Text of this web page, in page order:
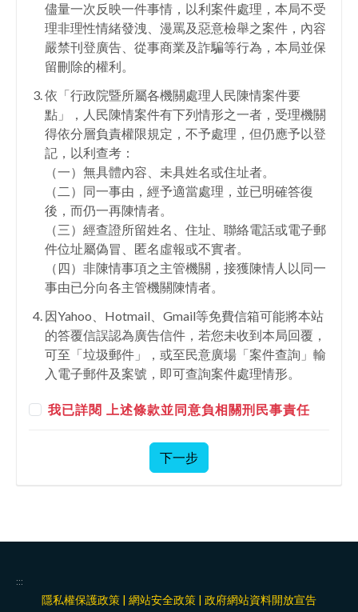
儘量一次反映一件事情，以利案件處理，本局不受
理非理性情緒發洩、漫罵及惡意檢舉之案件，內容
嚴禁刊登廣告、從事商業及詐騙等行為，本局並保
留刪除的權利。
依「行政院暨所屬各機關處理人民陳情案件要
點」，人民陳情案件有下列情形之一者，受理機關
得依分層負責權限規定，不予處理，但仍應予以登
記，以利查考：
（一）無具體內容、未具姓名或住址者。
（二）同一事由，經予適當處理，並已明確答復
後，而仍一再陳情者。
（三）經查證所留姓名、住址、聯絡電話或電子郵
件位址屬偽冒、匿名虛報或不實者。
（四）非陳情事項之主管機關，接獲陳情人以同一
事由已分向各主管機關陳情者。
因Yahoo、Hotmail、Gmail等免費信箱可能將本站
的答覆信誤認為廣告信件，若您未收到本局回覆，
可至「垃圾郵件」，或至民意廣場「案件查詢」輸
入電子郵件及案號，即可查詢案件處理情形。
我已詳閱 上述條款並同意負相關刑民事責任
下一步
:::
隱私權保護政策 | 網站安全政策 | 政府網站資料開放宣告